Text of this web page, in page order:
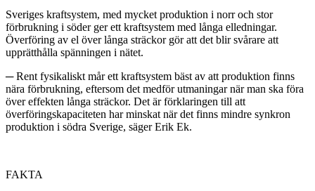
Sveriges kraftsystem, med mycket produktion i norr och stor
förbrukning i söder ger ett kraftsystem med långa elledningar.
Överföring av el över långa sträckor gör att det blir svårare att
upprätthålla spänningen i nätet.
─ Rent fysikaliskt mår ett kraftsystem bäst av att produktion finns
nära förbrukning, eftersom det medför utmaningar när man ska föra
över effekten långa sträckor. Det är förklaringen till att
överföringskapaciteten har minskat när det finns mindre synkron
produktion i södra Sverige, säger Erik Ek.
FAKTA